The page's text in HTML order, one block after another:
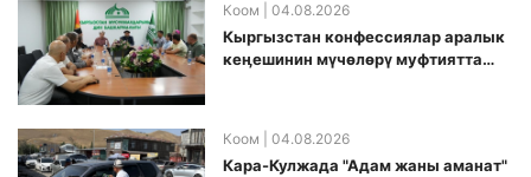
Коом | 04.08.2026
Кыргызстан конфессиялар аралык
кеӊешинин мүчөлөрү муфтиятта
Коом | 04.08.2026
Кара-Кулжада "Адам жаны аманат"